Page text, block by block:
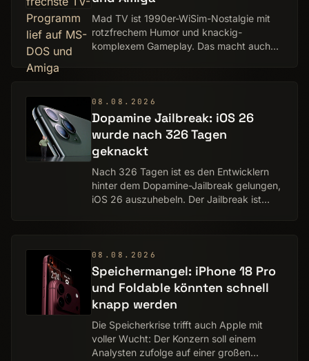
Mad TV ist 1990er-WiSim-Nostalgie mit
rotzfrechem Humor und knackig-
komplexem Gameplay. Das macht auch
08.08.2026
Dopamine Jailbreak: iOS 26
wurde nach 326 Tagen
geknackt
Nach 326 Tagen ist es den Entwicklern
hinter dem Dopamine-Jailbreak gelungen,
iOS 26 auszuhebeln. Der Jailbreak ist
08.08.2026
Speichermangel: iPhone 18 Pro
und Foldable könnten schnell
knapp werden
Die Speicherkrise trifft auch Apple mit
voller Wucht: Der Konzern soll einem
Analysten zufolge auf einer großen